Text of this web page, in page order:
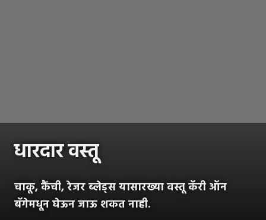
धारदार वस्तू
चाकू, कैंची, रेजर ब्लेड्स यासारख्या वस्तू कॅरी ऑन
बॅगेमधून घेऊन जाऊ शकत नाही.